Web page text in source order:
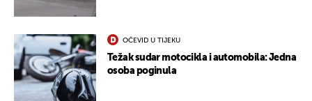
OČEVID U TIJEKU
Težak sudar motocikla i automobila: Jedna
osoba poginula